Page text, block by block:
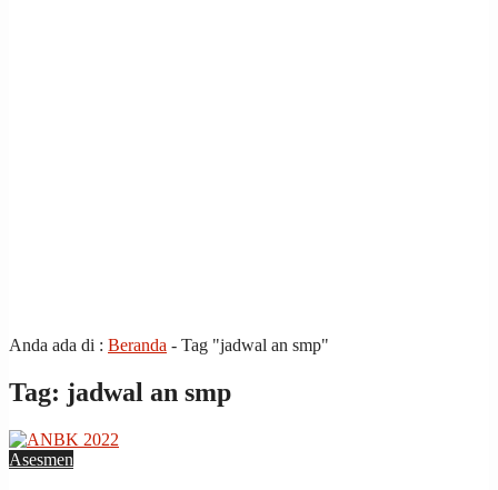
all
other
usual
of
a
Anda ada di : Beranda - Tag "jadwal an smp"
Tag: jadwal an smp
Asesmen